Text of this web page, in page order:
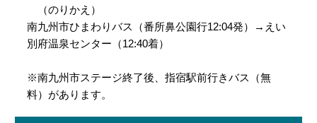
（のりかえ）
南九州市ひまわりバス（番所鼻公園行12:04発）→えい
別府温泉センター（12:40着）
※南九州市ステージ終了後、指宿駅前行きバス（無
料）があります。